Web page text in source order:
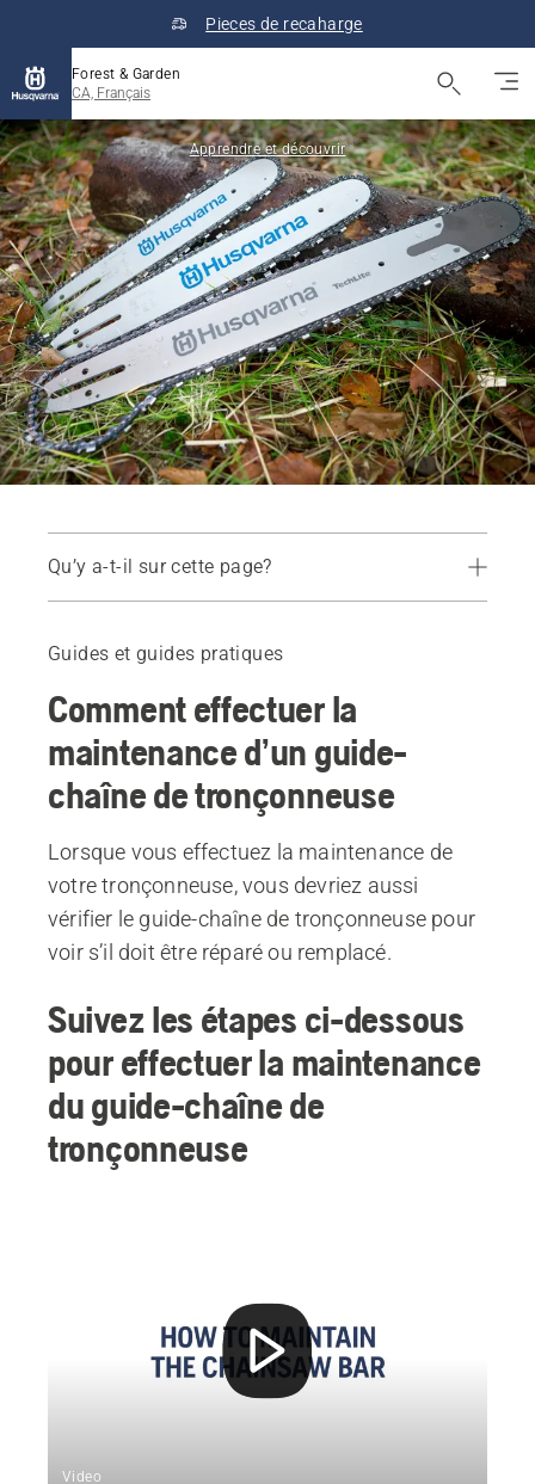
Pieces de recaharge
Forest & Garden
CA, Français
Apprendre et découvrir
Qu’y a-t-il sur cette page?
Guides et guides pratiques
Comment effectuer la
maintenance d’un guide-
chaîne de tronçonneuse
Lorsque vous effectuez la maintenance de
votre tronçonneuse, vous devriez aussi
vérifier le guide-chaîne de tronçonneuse pour
voir s’il doit être réparé ou remplacé.
Suivez les étapes ci-dessous
pour effectuer la maintenance
du guide-chaîne de
tronçonneuse
Video